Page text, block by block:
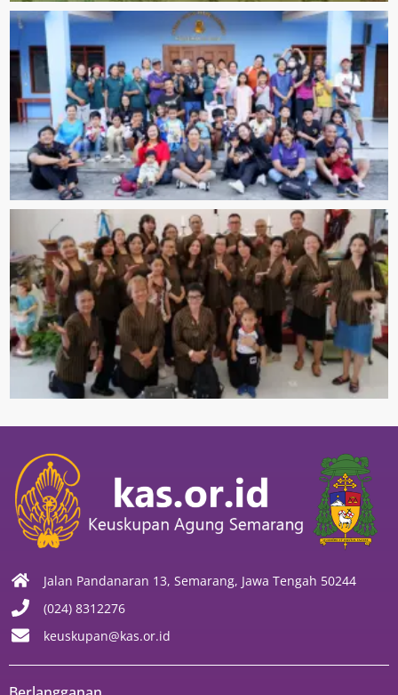
Jalan Pandanaran 13, Semarang, Jawa Tengah 50244
(024) 8312276
keuskupan@kas.or.id